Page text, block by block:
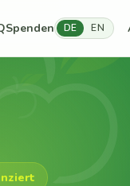
Spenden DE EN